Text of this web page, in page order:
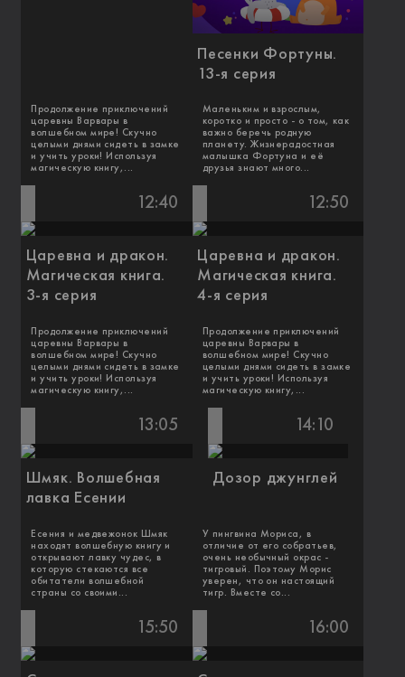
Продолжение приключений
царевны Варвары в
волшебном мире! Скучно
целыми днями сидеть в замке
и учить уроки! Используя
магическую книгу,...
Песенки Фортуны.
13-я серия
Маленьким и взрослым,
коротко и просто - о том, как
важно беречь родную
планету. Жизнерадостная
малышка Фортуна и её
друзья знают много...
12:40
Царевна и дракон.
Магическая книга.
3-я серия
Продолжение приключений
царевны Варвары в
волшебном мире! Скучно
целыми днями сидеть в замке
и учить уроки! Используя
магическую книгу,...
12:50
Царевна и дракон.
Магическая книга.
4-я серия
Продолжение приключений
царевны Варвары в
волшебном мире! Скучно
целыми днями сидеть в замке
и учить уроки! Используя
магическую книгу,...
13:05
Шмяк. Волшебная
лавка Есении
Есения и медвежонок Шмяк
находят волшебную книгу и
открывают лавку чудес, в
которую стекаются все
обитатели волшебной
страны со своими...
14:10
Дозор джунглей
У пингвина Мориса, в
отличие от его собратьев,
очень необычный окрас -
тигровый. Поэтому Морис
уверен, что он настоящий
тигр. Вместе со...
15:50 16:00